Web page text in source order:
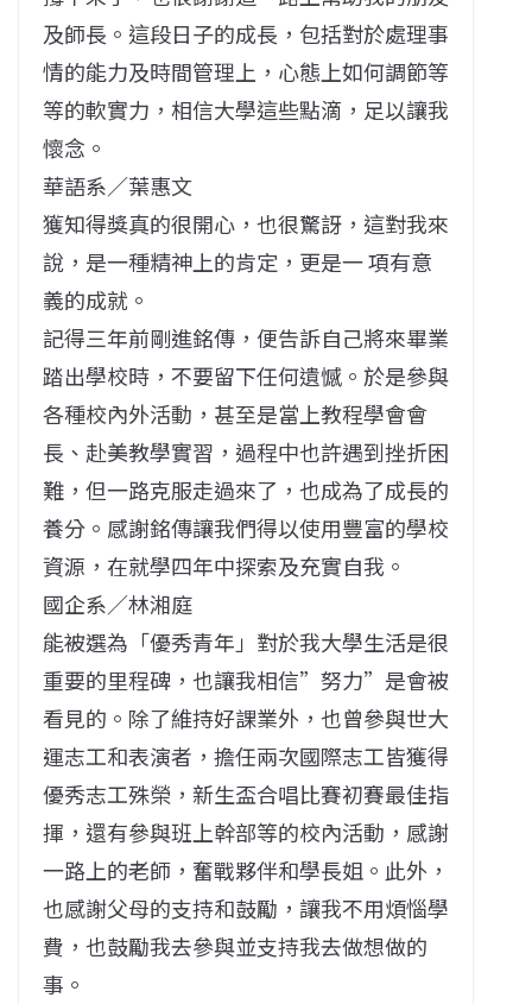
及師長。這段日子的成長，包括對於處理事
情的能力及時間管理上，心態上如何調節等
等的軟實力，相信大學這些點滴，足以讓我
懷念。
華語系／葉惠文
獲知得獎真的很開心，也很驚訝，這對我來
說，是一種精神上的肯定，更是一 項有意
義的成就。
記得三年前剛進銘傳，便告訴自己將來畢業
踏出學校時，不要留下任何遺憾。於是參與
各種校內外活動，甚至是當上教程學會會
長、赴美教學實習，過程中也許遇到挫折困
難，但一路克服走過來了，也成為了成長的
養分。感謝銘傳讓我們得以使用豐富的學校
資源，在就學四年中探索及充實自我。
國企系／林湘庭
能被選為「優秀青年」對於我大學生活是很
重要的里程碑，也讓我相信”努力”是會被
看見的。除了維持好課業外，也曾參與世大
運志工和表演者，擔任兩次國際志工皆獲得
優秀志工殊榮，新生盃合唱比賽初賽最佳指
揮，還有參與班上幹部等的校內活動，感謝
一路上的老師，奮戰夥伴和學長姐。此外，
也感謝父母的支持和鼓勵，讓我不用煩惱學
費，也鼓勵我去參與並支持我去做想做的
事。